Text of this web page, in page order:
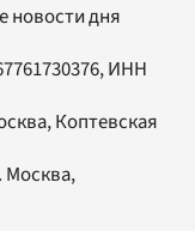
новости дня
ИНН
Коптевская
Москва,